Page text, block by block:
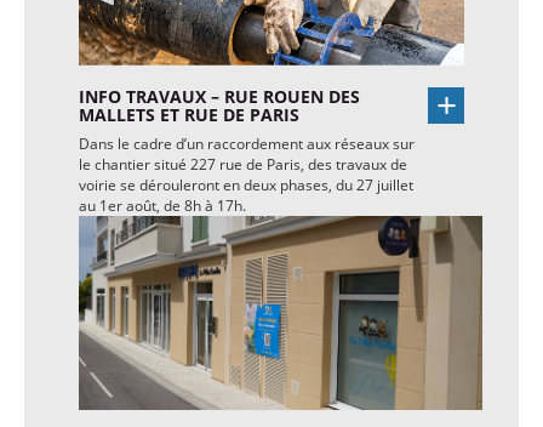
INFO TRAVAUX – RUE ROUEN DES
MALLETS ET RUE DE PARIS
Dans le cadre d’un raccordement aux réseaux sur
le chantier situé 227 rue de Paris, des travaux de
voirie se dérouleront en deux phases, du 27 juillet
au 1er août, de 8h à 17h.